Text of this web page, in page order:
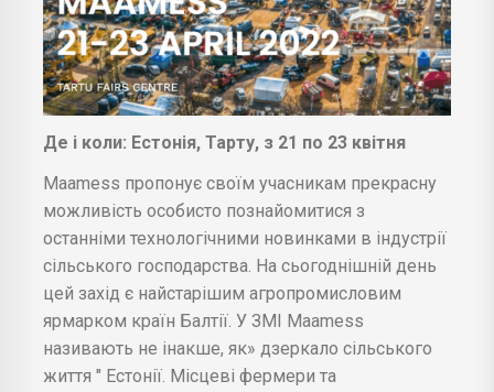
Де і коли: Естонія, Тарту, з 21 по 23 квітня
Maamess пропонує своїм учасникам прекрасну
можливість особисто познайомитися з
останніми технологічними новинками в індустрії
сільського господарства. На сьогоднішній день
цей захід є найстарішим агропромисловим
ярмарком країн Балтії. У ЗМІ Maamess
називають не інакше, як» дзеркало сільського
життя " Естонії. Місцеві фермери та